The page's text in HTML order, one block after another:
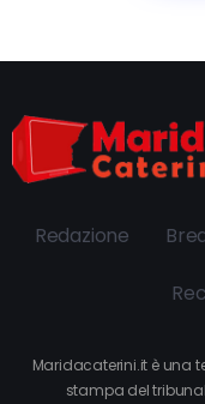
Redazione
Maridacaterini.it è una
stampa del